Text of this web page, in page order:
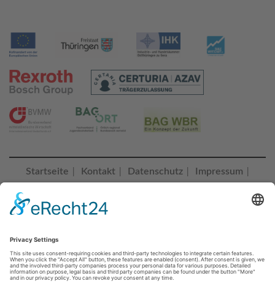
Startseite Kontakt Datenschutz Impressum
Cookie-Einstellungen |
BZ SAALFELD folgen